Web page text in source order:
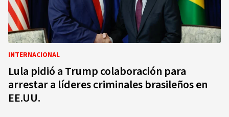
INTERNACIONAL
Lula pidió a Trump colaboración para
arrestar a líderes criminales brasileños en
EE.UU.